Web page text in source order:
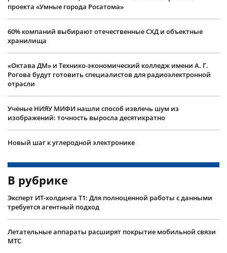
проекта «Умные города Росатома»
60% компаний выбирают отечественные СХД и объектные
хранилища
«Октава ДМ» и Технико-экономический колледж имени А. Г.
Рогова будут готовить специалистов для радиоэлектронной
отрасли
Учëные НИЯУ МИФИ нашли способ извлечь шум из
изображений: точность выросла десятикратно
Новый шаг к углеродной электронике
В рубрике
Эксперт ИТ-холдинга Т1: Для полноценной работы с данными
требуется агентный подход
Летательные аппараты расширят покрытие мобильной связи
МТС